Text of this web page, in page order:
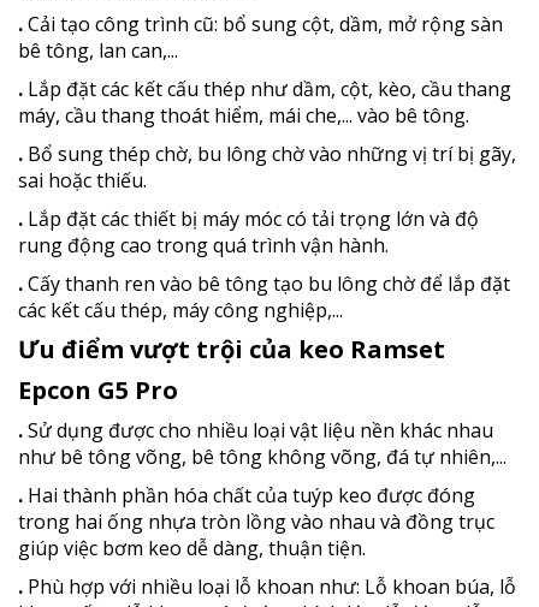
.Cải tạo công trình cũ: bổ sung cột, dầm, mở rộng sàn
bê tông, lan can,...
. Lắp đặt các kết cấu thép như dầm, cột, kèo, cầu thang
máy, cầu thang thoát hiểm, mái che,... vào bê tông.
. Bổ sung thép chờ, bu lông chờ vào những vị trí bị gãy,
sai hoặc thiếu.
. Lắp đặt các thiết bị máy móc có tải trọng lớn và độ
rung động cao trong quá trình vận hành.
.Cấy thanh ren vào bê tông tạo bu lông chờ để lắp đặt
các kết cấu thép, máy công nghiệp,...
Ưu điểm vượt trội của keo Ramset
Epcon G5 Pro
.Sử dụng được cho nhiều loại vật liệu nền khác nhau
như bê tông võng, bê tông không võng, đá tự nhiên,...
. Hai thành phần hóa chất của tuýp keo được đóng
trong hai ống nhựa tròn lồng vào nhau và đồng trục
giúp việc bơm keo dễ dàng, thuận tiện.
. Phù hợp với nhiều loại lỗ khoan như: Lỗ khoan búa, lỗ